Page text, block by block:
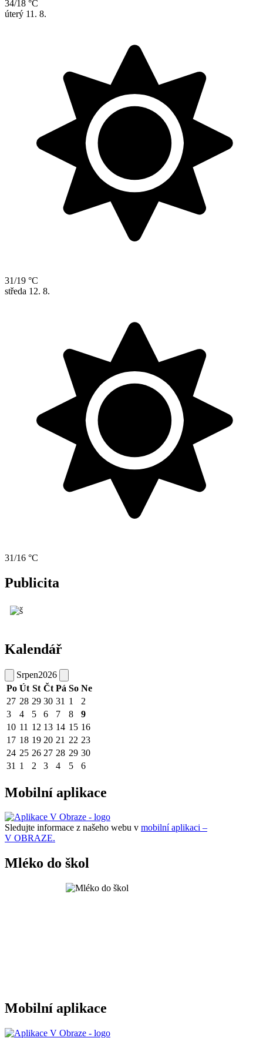
34/18 °C
úterý 11. 8.
31/19 °C
středa 12. 8.
31/16 °C
Publicita
Kalendář
Srpen2026
Po Út St Čt Pá So Ne
27 28 29 30 31 1
2
3
4 5 6 7 8
9
10 11 12 13 14 15 16
17 18 19 20 21 22 23
24 25 26 27 28 29 30
31 1 2 3 4 5 6
Mobilní aplikace
Sledujte informace z našeho webu v mobilní aplikaci –
V OBRAZE.
Mléko do škol
Mobilní aplikace